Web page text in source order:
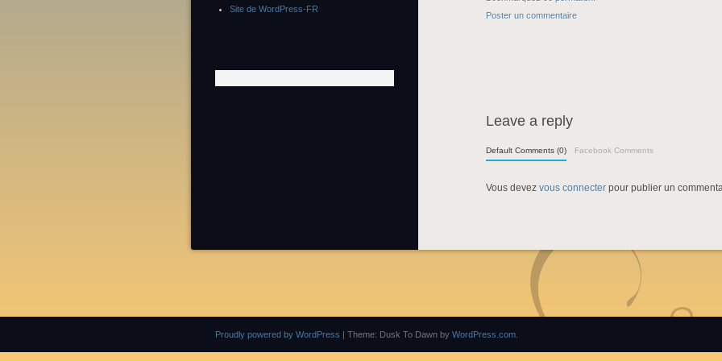
Poster un commentaire
Leave a reply
Default Comments (0) Facebook Comments
Vous devez vous connecter pour publier un
Site de WordPress-FR
Proudly powered by WordPress | Theme: Dusk To Dawn by WordPress.com